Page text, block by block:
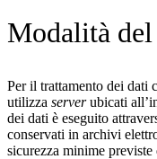
Modalità
Per il trattamento dei dati
utilizza serverubicati
dei dati è eseguito
conservati in archivi
sicurezza minime